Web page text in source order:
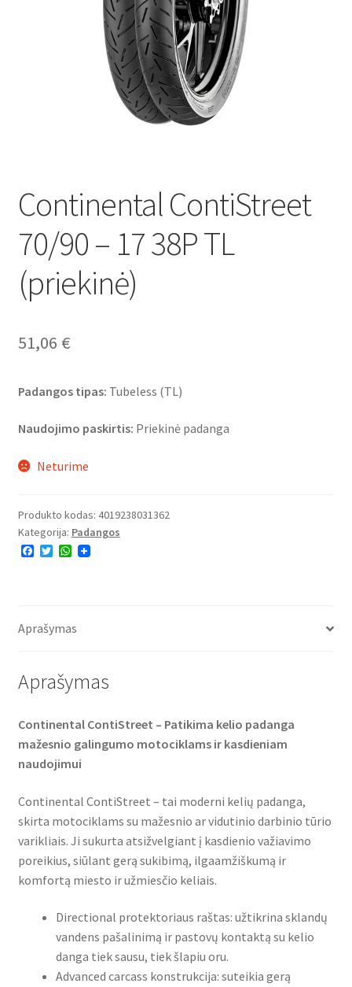
Continental ContiStreet
70/90 – 17 38P TL
(priekinė)
51,06 €
Padangos tipas: Tubeless (TL)
Naudojimo paskirtis: Priekinė padanga
Neturime
Produkto kodas: 4019238031362
Kategorija: Padangos
F
o
T
r
W
p
Aprašymas
Aprašymas
Continental ContiStreet – Patikima kelio padanga
mažesnio galingumo motociklams ir kasdieniam
naudojimui
Continental ContiStreet – tai moderni kelių padanga,
skirta motociklams su mažesnio ar vidutinio darbinio tūrio
varikliais. Ji sukurta atsižvelgiant į kasdienio važiavimo
poreikius, siūlant gerą sukibimą, ilgaamžiškumą ir
komfortą miesto ir užmiesčio keliais.
Directional protektoriaus raštas: užtikrina sklandų
vandens pašalinimą ir pastovų kontaktą su kelio
danga tiek sausu, tiek šlapiu oru.
Advanced carcass konstrukcija: suteikia gerą